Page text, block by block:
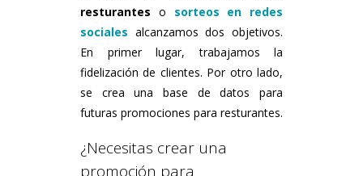
resturantes o sorteos en redes
sociales alcanzamos dos objetivos.
En primer lugar, trabajamos la
fidelización de clientes. Por otro lado,
se crea una base de datos para
futuras promociones para resturantes.
¿Necesitas crear una
promoción para